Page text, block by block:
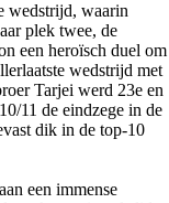
wedstrijd, waarin
plek twee, de
een heroïsch duel om
wedstrijd met
Tarjei werd 23e en
11 de eindzege in de
dik in de top-10
een immense